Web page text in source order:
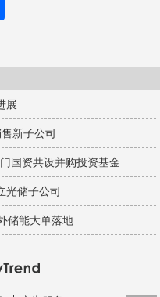
展
新子公司
国资共设并购投资基金
光储子公司
储能大单落地